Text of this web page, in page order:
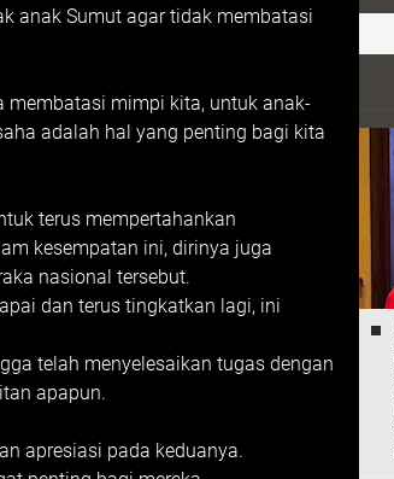
anak Sumut agar tidak membatasi
membatasi mimpi kita, untuk anak-
adalah hal yang penting bagi kita
terus mempertahankan
kesempatan ini, dirinya juga
nasional tersebut.
dan terus tingkatkan lagi, ini
telah menyelesaikan tugas dengan
apapun.
apresiasi pada keduanya.